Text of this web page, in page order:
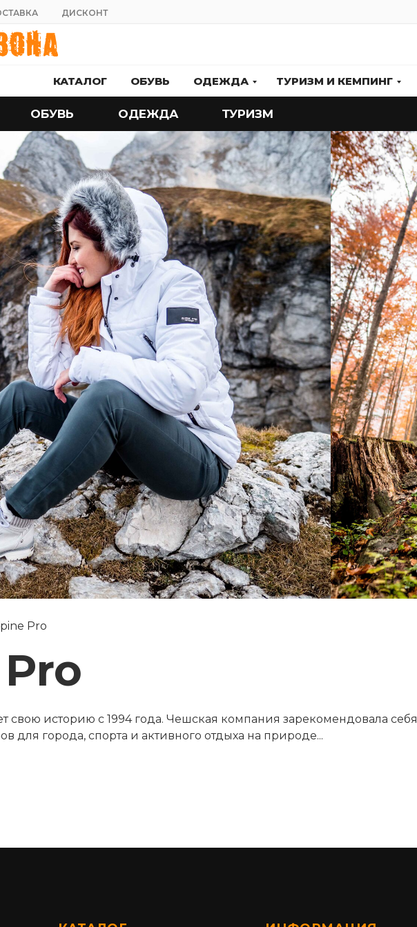
ДИСКОНТ
КАТАЛОГ ОБУВЬ ОДЕЖДА ТУРИЗМ И КЕМПИНГ
ОДЕЖДА
ОБУВЬ ТУРИЗМ
АЛЬПИНИЗМ
Pro
свою историю с 1994 года. Чешская компания зарекомендовала
для города, спорта и активного отдыха на природе...